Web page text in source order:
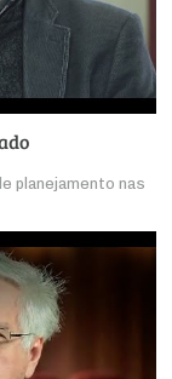
planejamento nas